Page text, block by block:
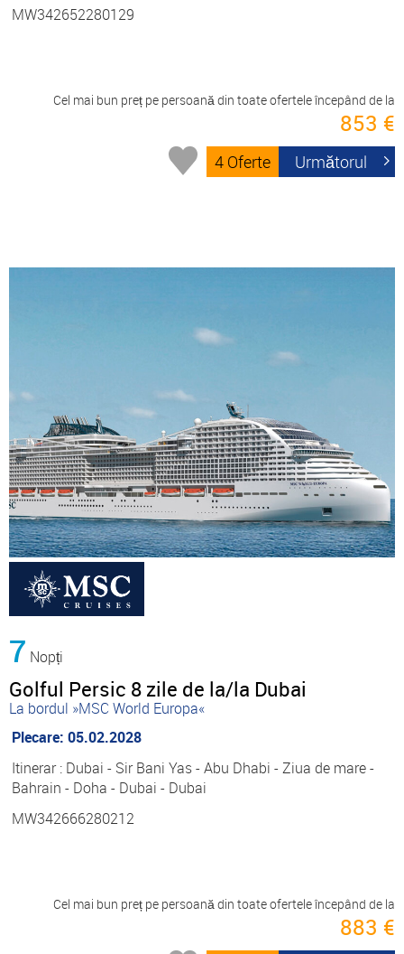
MW342652280129
Cel mai bun preț pe persoană din toate ofertele începând de la
853 €
4 Oferte Următorul
7 Nopți
Golful Persic 8 zile de la/la Dubai
La bordul »MSC World Europa«
Plecare: 05.02.2028
Itinerar : Dubai - Sir Bani Yas - Abu Dhabi - Ziua de mare -
Bahrain - Doha - Dubai - Dubai
MW342666280212
Cel mai bun preț pe persoană din toate ofertele începând de la
883 €